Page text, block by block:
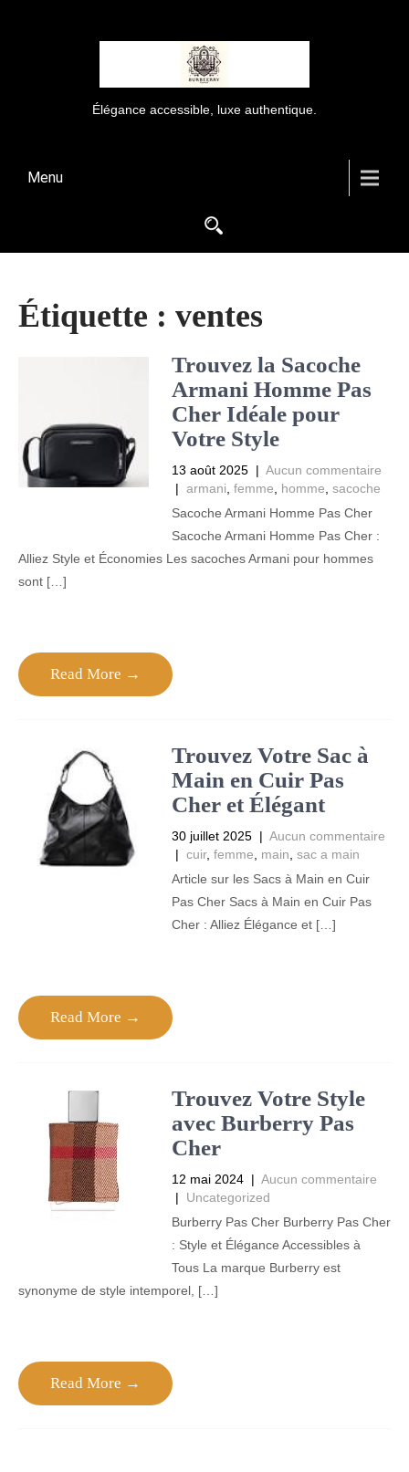
Élégance accessible, luxe authentique.
Menu
Étiquette : ventes
Trouvez la Sacoche
Armani Homme Pas
Cher Idéale pour
Votre Style
13 août 2025 | Aucun commentaire
| armani femme homme sacoche
Sacoche Armani Homme Pas Cher
Sacoche Armani Homme Pas Cher :
Alliez Style et Économies Les sacoches Armani pour hommes
sont […]
Read More →
Trouvez Votre Sac à
Main en Cuir Pas
Cher et Élégant
30 juillet 2025 | Aucun commentaire
| cuir, femme main sac a main
Article sur les Sacs à Main en Cuir
Pas Cher Sacs à Main en Cuir Pas
Cher : Alliez Élégance et […]
Read More →
Trouvez Votre Style
avec Burberry Pas
Cher
12 mai 2024 | Aucun commentaire
| Uncategorized
Burberry Pas Cher Burberry Pas Cher
: Style et Élégance Accessibles à
Tous La marque Burberry est
synonyme de style intemporel, […]
Read More →